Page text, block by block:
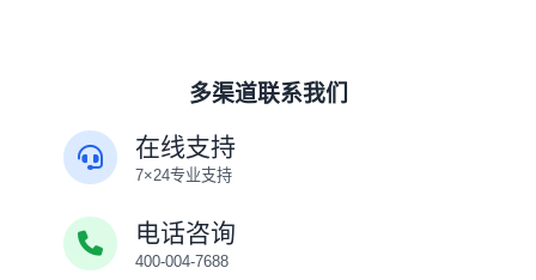
多渠道联系我们
在线支持
7×24专业支持
电话咨询
400-004-7688